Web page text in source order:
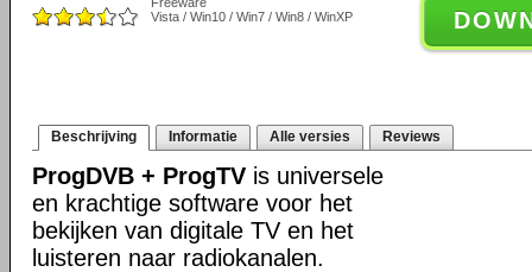
Vista / Win10 / Win7 / Win8 / WinXP
Beschrijving Informatie Alle versies Reviews
ProgDVB + ProgTV is universele
en krachtige software voor het
bekijken van digitale TV en het
luisteren naar radiokanalen.